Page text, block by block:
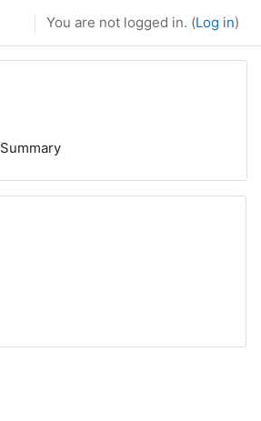
You are not logged in. (Log in)
Summary